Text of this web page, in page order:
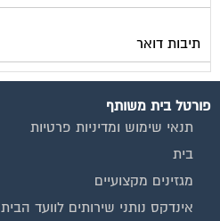
תיבות דואר
פורטל בית משותף
תנאי שימוש ומדיניות פרטיות
בית
מגזינים מקצועיים
אינדקס נותני שירותים לוועד הבית